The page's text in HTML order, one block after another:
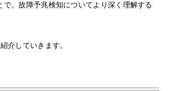
、故障予兆検知についてより深く理解する
介していきます。